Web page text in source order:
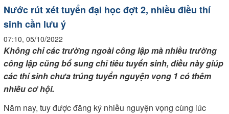
Nước rút xét tuyển đại học đợt 2, nhiều điều thí
sinh cần lưu ý
07:10, 05/10/2022
Không chỉ các trường ngoài công lập mà nhiều trường
công lập cũng bổ sung chỉ tiêu tuyển sinh, điều này giúp
các thí sinh chưa trúng tuyển nguyện vọng 1 có thêm
nhiều cơ hội.
Năm nay, tuy được đăng ký nhiều nguyện vọng cùng lúc